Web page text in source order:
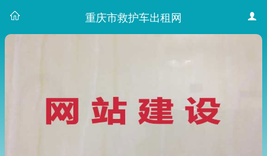
重庆市救护车出租网